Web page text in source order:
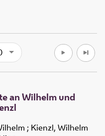
an Wilhelm und
; Kienzl, Wilhelm